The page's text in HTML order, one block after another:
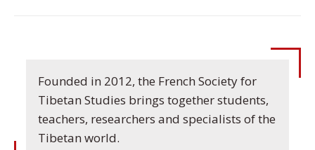
Founded in 2012, the French Society for
Tibetan Studies brings together students,
teachers, researchers and specialists of the
Tibetan world.